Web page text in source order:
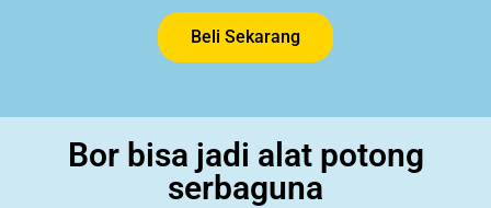
Beli Sekarang
Bor bisa jadi alat potong
serbaguna